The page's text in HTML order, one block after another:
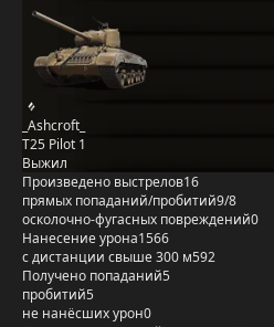
_Ashcroft_
T25 Pilot 1
Выжил
Произведено выстрелов16
прямых попаданий/пробитий9/8
осколочно-фугасных повреждений0
Нанесение урона1566
с дистанции свыше 300 м592
Получено попаданий5
пробитий5
не нанёсших урон0